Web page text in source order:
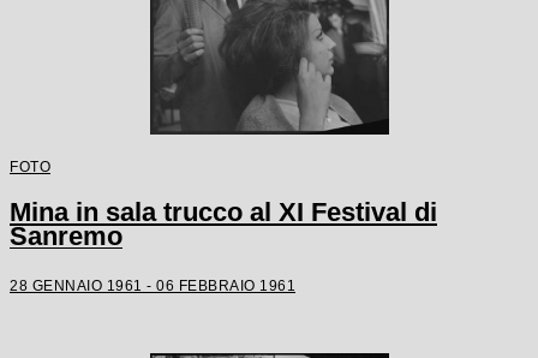
FOTO
Mina in sala trucco al XI Festival di
Sanremo
28 GENNAIO 1961 - 06 FEBBRAIO 1961